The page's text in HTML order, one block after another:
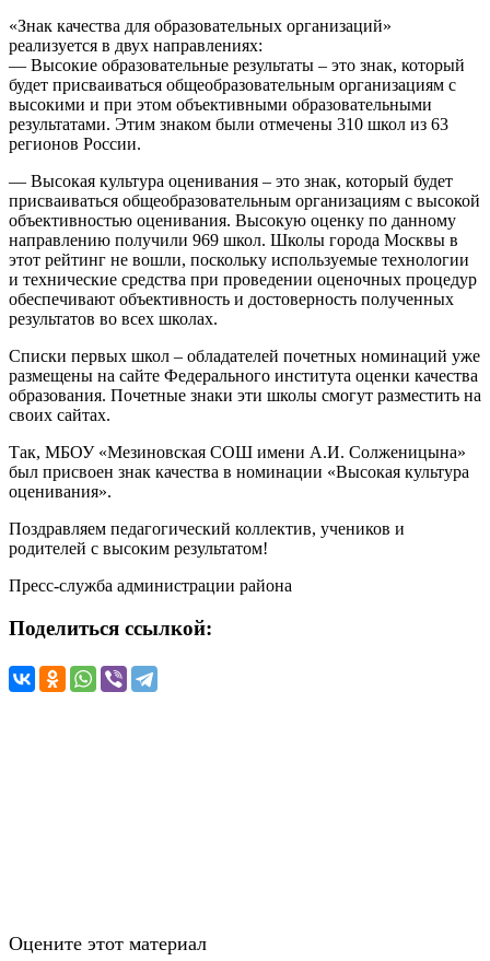
«Знак качества для образовательных организаций»
реализуется в двух направлениях:
— Высокие образовательные результаты – это знак, который
будет присваиваться общеобразовательным организациям с
высокими и при этом объективными образовательными
результатами. Этим знаком были отмечены 310 школ из 63
регионов России.
— Высокая культура оценивания – это знак, который будет
присваиваться общеобразовательным организациям с высокой
объективностью оценивания. Высокую оценку по данному
направлению получили 969 школ. Школы города Москвы в
этот рейтинг не вошли, поскольку используемые технологии
и технические средства при проведении оценочных процедур
обеспечивают объективность и достоверность полученных
результатов во всех школах.
Списки первых школ – обладателей почетных номинаций уже
размещены на сайте Федерального института оценки качества
образования. Почетные знаки эти школы смогут разместить на
своих сайтах.
Так, МБОУ «Мезиновская СОШ имени А.И. Солженицына»
был присвоен знак качества в номинации «Высокая культура
оценивания».
Поздравляем педагогический коллектив, учеников и
родителей с высоким результатом!
Пресс-служба администрации района
Поделиться ссылкой:
Оцените этот материал